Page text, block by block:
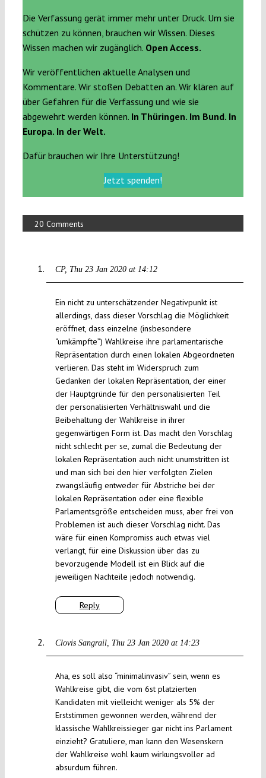
Die Verfassung gerät immer mehr unter Druck. Um sie
schützen zu können, brauchen wir Wissen. Dieses
Wissen machen wir zugänglich. Open Access.
Wir veröffentlichen aktuelle Analysen und
Kommentare. Wir stoßen Debatten an. Wir klären auf
über Gefahren für die Verfassung und wie sie
abgewehrt werden können. In Thüringen. Im Bund. In
Europa. In der Welt.
Dafür brauchen wir Ihre Unterstützung!
Jetzt spenden!
20 Comments
CP Thu 23 Jan 2020 at 14:12
Reply
Ein nicht zu unterschätzender Negativpunkt ist
allerdings, dass dieser Vorschlag die Möglichkeit
eröffnet, dass einzelne (insbesondere
“umkämpfte”) Wahlkreise ihre parlamentarische
Repräsentation durch einen lokalen Abgeordneten
verlieren. Das steht im Widerspruch zum
Gedanken der lokalen Repräsentation, der einer
der Hauptgründe für den personalisierten Teil
der personalisierten Verhältniswahl und die
Beibehaltung der Wahlkreise in ihrer
gegenwärtigen Form ist. Das macht den Vorschlag
nicht schlecht per se, zumal die Bedeutung der
lokalen Repräsentation auch nicht unumstritten ist
und man sich bei den hier verfolgten Zielen
zwangsläufig entweder für Abstriche bei der
lokalen Repräsentation oder eine flexible
Parlamentsgröße entscheiden muss, aber frei von
Problemen ist auch dieser Vorschlag nicht. Das
wäre für einen Kompromiss auch etwas viel
verlangt, für eine Diskussion über das zu
bevorzugende Modell ist ein Blick auf die
jeweiligen Nachteile jedoch notwendig.
Clovis Sangrail Thu 23 Jan 2020 at 14:23
Aha, es soll also “minimalinvasiv” sein, wenn es
Wahlkreise gibt, die vom 6st platzierten
Kandidaten mit vielleicht weniger als 5% der
Erststimmen gewonnen werden, während der
klassische Wahlkreissieger gar nicht ins Parlament
einzieht? Gratuliere, man kann den Wesenskern
der Wahlkreise wohl kaum wirkungsvoller ad
absurdum führen.